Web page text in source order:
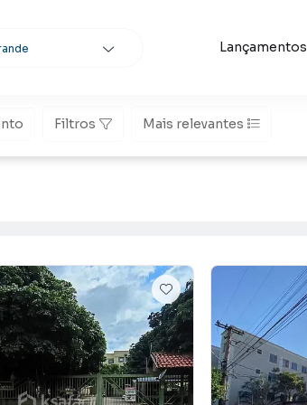
Lançamentos
Filtros Mais relevantes